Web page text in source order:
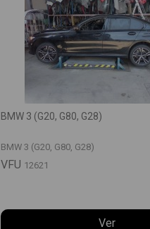
BMW 3 (G20, G80, G28)
BMW 3 (G20, G80, G28)
VFU 12621
Ver